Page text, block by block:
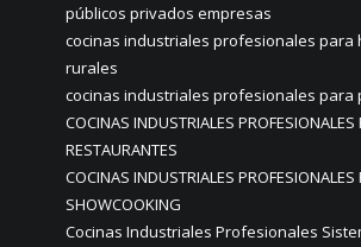
públicos privados empresas
cocinas industriales profesionales para
rurales
cocinas industriales profesionales para
COCINAS INDUSTRIALES PROFESIONALES
RESTAURANTES
COCINAS INDUSTRIALES PROFESIONALES
SHOWCOOKING
Cocinas Industriales Profesionales